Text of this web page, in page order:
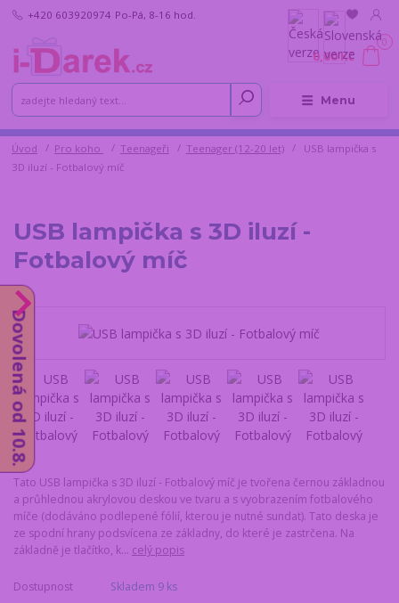
Menu
+420 603920974 Po-Pá, 8-16 hod.
0
0,00 Kč
Úvod Pro koho Teenageři Teenager (12-20 let)
USB lampička s
3D iluzí - Fotbalový míč
USB lampička s 3D iluzí -
Fotbalový míč
Tato USB lampička s 3D iluzí - Fotbalový míč je tvořena černou základnou
a průhlednou akrylovou deskou ve tvaru a s vyobrazením fotbalového
míče (dodáváno podlepené fólií, kterou je nutné sundat). Tato deska je
ze spodní hrany podsvícena ze základny, do které je zastrčena. Na
základně je tlačítko, k... celý popis
Dostupnost
Skladem 9 ks
Dovolená od 10.8.